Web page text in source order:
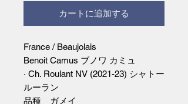
カートに追加する
France / Beaujolais
Benoit Camus ブノワ カミュ
· Ch. Roulant NV (2021-23) シャトー
ルーラン
品種 ガメイ